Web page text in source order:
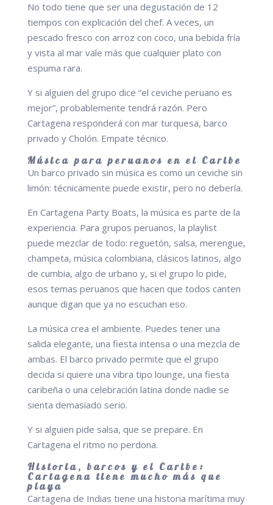
No todo tiene que ser una degustación de 12
tiempos con explicación del chef. A veces, un
pescado fresco con arroz con coco, una bebida fría
y vista al mar vale más que cualquier plato con
espuma rara.
Y si alguien del grupo dice “el ceviche peruano es
mejor”, probablemente tendrá razón. Pero
Cartagena responderá con mar turquesa, barco
privado y Cholón. Empate técnico.
Música para peruanos en el Caribe
Un barco privado sin música es como un ceviche sin
limón: técnicamente puede existir, pero no debería.
En Cartagena Party Boats, la música es parte de la
experiencia. Para grupos peruanos, la playlist
puede mezclar de todo: reguetón, salsa, merengue,
champeta, música colombiana, clásicos latinos, algo
de cumbia, algo de urbano y, si el grupo lo pide,
esos temas peruanos que hacen que todos canten
aunque digan que ya no escuchan eso.
La música crea el ambiente. Puedes tener una
salida elegante, una fiesta intensa o una mezcla de
ambas. El barco privado permite que el grupo
decida si quiere una vibra tipo lounge, una fiesta
caribeña o una celebración latina donde nadie se
sienta demasiado serio.
Y si alguien pide salsa, que se prepare. En
Cartagena el ritmo no perdona.
Historia, barcos y el Caribe:
Cartagena tiene mucho más que
playa
Cartagena de Indias tiene una historia marítima muy